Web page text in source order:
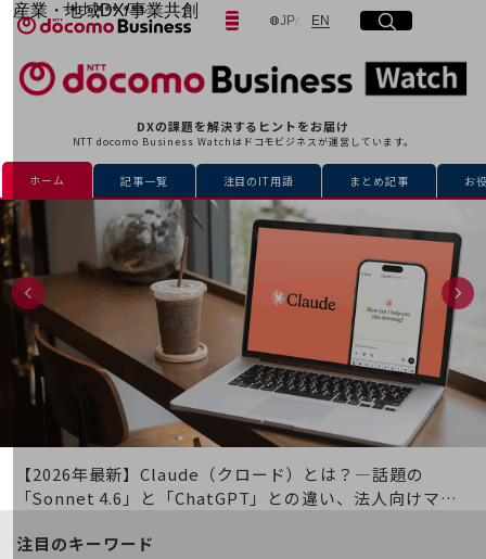
産業・地域DX/事業共創
OPEN HUB for Plural Futures
自律・分散・協調型社会の実現を目指し、
「社会可能性」を探究・実装する事業共創エコシステムです。
イベント/ウェビナー
プレイヤー(カタリスト/パートナー企業)
Smart World
産業・地域DXプラットフォーマーとして
企業と地域が持続成長する社会を目指します
Smart City
Smart Education
Smart Healthcare
Smart Industry
Smart Mobility
Smart Worksite
生成AI(Generative AI)
地域の取り組み
地域社会を支える皆さまと地域課題の解決や
地域経済のさらなる活性化に取り組みます
LGPF(Local Government Platform)
JP日本語
ENEnglish
サイト内検索
開く
メニュー
開く
フリーワードを入力して探す
フリーワードでNTTドコモビジネスの
取り組みを検索
DXの課題を解決するヒントをお届け
NTT docomo Business Watchはドコモビジネスが運営しています。
ホーム 記事一覧 注目のIT用語 まとめ記事 お
【2026年最新】Claude（クロード）とは？―話題の
「Sonnet 4.6」と「ChatGPT」との違い、法人向けマル
注目のキーワード